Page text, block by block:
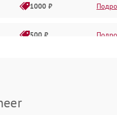
1000 ₽
500 ₽